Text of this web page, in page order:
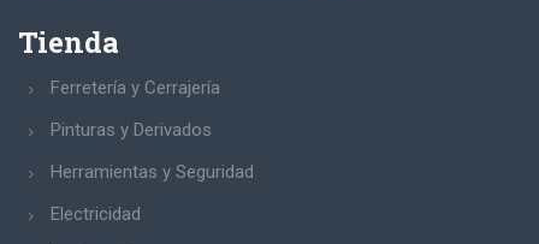
Tienda
Ferretería y Cerrajería
Pinturas y Derivados
Herramientas y Seguridad
Electricidad